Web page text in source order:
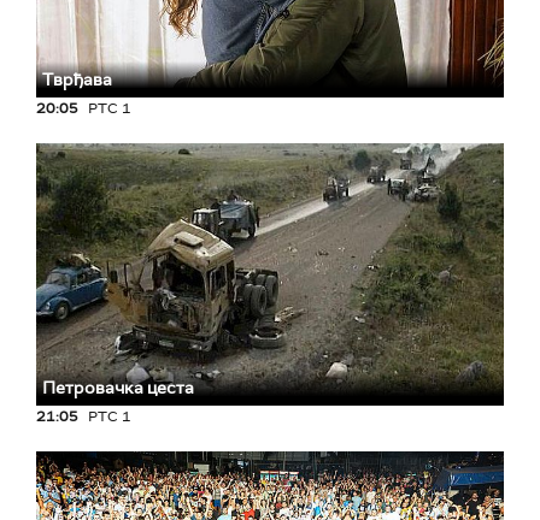
Тврђава
20:05 РТС 1
Петровачка цеста
21:05 РТС 1